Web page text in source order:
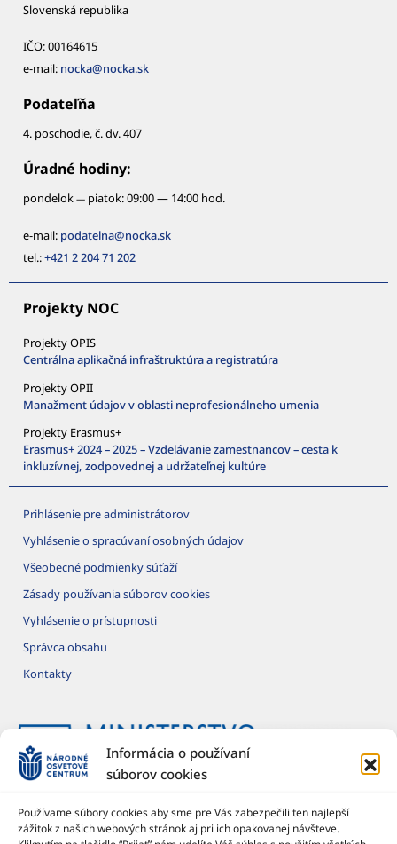
Informácia o používaní
súborov cookies
Používame súbory cookies aby sme pre Vás zabezpečili ten najlepší
zážitok z našich webových stránok aj pri ich opakovanej návšteve.
Slovenská republika
IČO: 00164615
e-mail: nocka@nocka.sk
Podateľňa
4. poschodie, č. dv. 407
Úradné hodiny:
pondelok — piatok: 09:00 — 14:00 hod.
e-mail: podatelna@nocka.sk
tel.:+421 2 204 71 202
Projekty NOC
Projekty OPIS
Centrálna aplikačná infraštruktúra a registratúra
Projekty OPII
Manažment údajov v oblasti neprofesionálneho umenia
Projekty Erasmus+
Erasmus+ 2024 – 2025 – Vzdelávanie zamestnancov – cesta k
inkluzívnej, zodpovednej a udržateľnej kultúre
Prihlásenie pre administrátorov
Vyhlásenie o spracúvaní osobných údajov
Všeobecné podmienky súťaží
Zásady používania súborov cookies
Vyhlásenie o prístupnosti
Správca obsahu
Kontakty
Národné osvetové centrum je štátna príspevková organizácia